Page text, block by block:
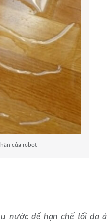
của robot
nước để hạn chế tối đa